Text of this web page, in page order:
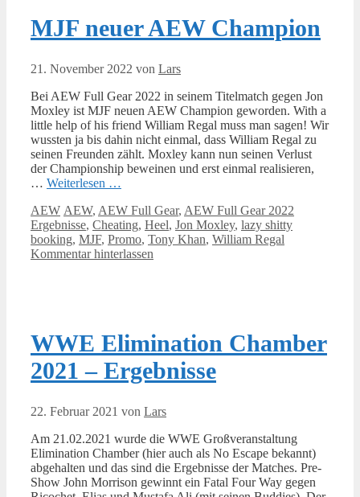
MJF neuer AEW Champion
21. November 2022 von Lars
Bei AEW Full Gear 2022 in seinem Titelmatch gegen Jon
Moxley ist MJF neuen AEW Champion geworden. With a
little help of his friend William Regal muss man sagen! Wir
wussten ja bis dahin nicht einmal, dass William Regal zu
seinen Freunden zählt. Moxley kann nun seinen Verlust
der Championship beweinen und erst einmal realisieren,
… Weiterlesen …
Kategorien
AEW Schlagwörter
AEW, AEW Full Gear, AEW Full Gear 2022
Ergebnisse, Cheating, Heel, Jon Moxley, lazy shitty
booking, MJF, Promo, Tony Khan, William Regal
Kommentar hinterlassen
WWE Elimination Chamber
2021 – Ergebnisse
22. Februar 2021 von Lars
Am 21.02.2021 wurde die WWE Großveranstaltung
Elimination Chamber (hier auch als No Escape bekannt)
abgehalten und das sind die Ergebnisse der Matches. Pre-
Show John Morrison gewinnt ein Fatal Four Way gegen